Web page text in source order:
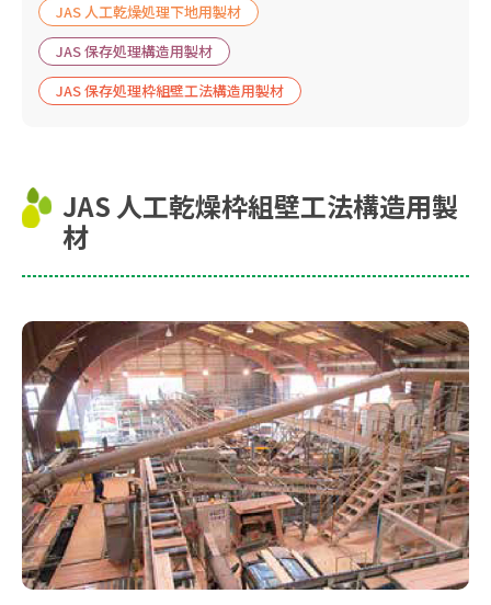
JAS 人工乾燥処理下地用製材
JAS 保存処理構造用製材
JAS 保存処理枠組壁工法構造用製材
JAS 人工乾燥枠組壁工法構造用製
材